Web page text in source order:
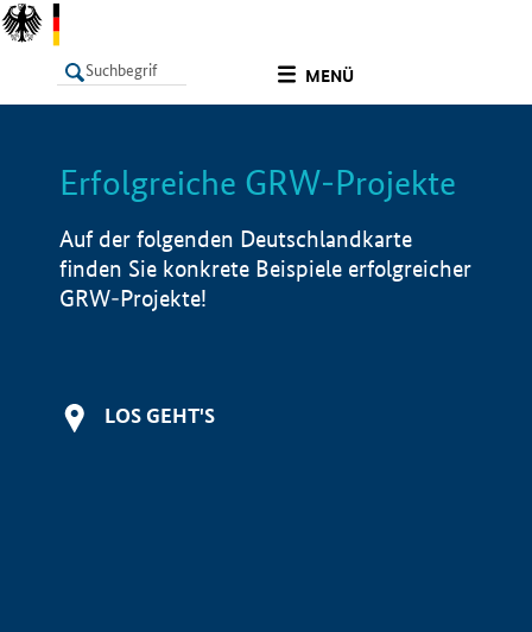
MENÜ
LISTE Info
Erfolgreiche GRW-Projekte
Auf der folgenden Deutschlandkarte
finden Sie konkrete Beispiele erfolgreicher
GRW-Projekte!
LOS GEHT'S